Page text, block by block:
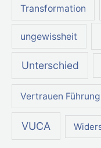
Transformation
ungewissheit
Unterschied
Vertrauen Führung
VUCA